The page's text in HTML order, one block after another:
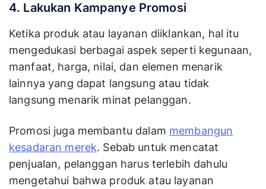
4. Lakukan Kampanye Promosi
Ketika produk atau layanan diiklankan, hal itu
mengedukasi berbagai aspek seperti kegunaan,
manfaat, harga, nilai, dan elemen menarik
lainnya yang dapat langsung atau tidak
langsung menarik minat pelanggan.
Promosi juga membantu dalam membangun
kesadaran merek. Sebab untuk mencatat
penjualan, pelanggan harus terlebih dahulu
mengetahui bahwa produk atau layanan